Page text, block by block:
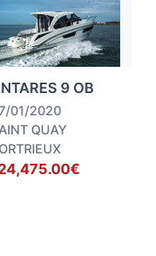
9 OB
01/2020
QUAY